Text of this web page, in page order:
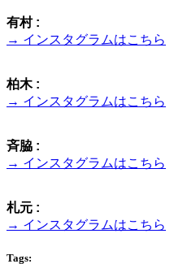
有村 :
→ インスタグラムはこちら
柏木 :
→ インスタグラムはこちら
斉脇 :
→ インスタグラムはこちら
札元 :
→ インスタグラムはこちら
Tags: